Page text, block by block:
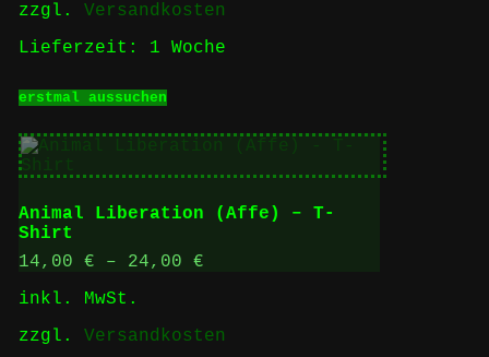
Produktseite
werden
zzgl. Versandkosten
Lieferzeit: 1 Woche
erstmal aussuchenProdukt
mehrere
auf.
Die
Optionen
auf
werden
Animal Liberation (Affe) – T-
Shirt
14,00 € – 24,00 €
inkl. MwSt.
zzgl. Versandkosten